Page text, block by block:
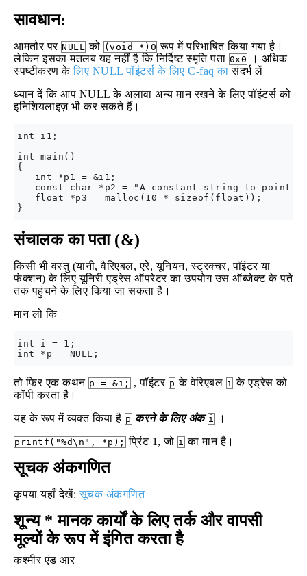
सावधान:
आमतौर पर NULL को (void *)0 रूप में परिभाषित किया गया है।
लेकिन इसका मतलब यह नहीं है कि निर्दिष्ट स्मृति पता 0x0
। अधिक
स्पष्टीकरण केलिए NULL पॉइंटर्स के लिए C-faq का संदर्भ लें
ध्यान दें कि आप NULL के अलावा अन्य मान रखने के लिए पॉइंटर्स को
इनिशियलाइज़ भी कर सकते हैं।
int i1;
int main()
{
   int *p1 = &i1;
const char *p2 = "A constant string to point
   float *p3 = malloc(10 * sizeof(float));
संचालक का पता (&)
किसी भी वस्तु (यानी, वैरिएबल, एरे, यूनियन, स्ट्रक्चर, पॉइंटर या
फंक्शन) के लिए यूनिरी एड्रेस ऑपरेटर का उपयोग उस ऑब्जेक्ट के पते
तक पहुंचने के लिए किया जा सकता है।
मान लो कि
int i = 1;
तो फिर एक कथन p = &i; , पॉइंटर p के वेरिएबल i के एड्रेस को
कॉपी करता है।
यह के रूप में व्यक्त किया है p करने के लिए अंक i ।
printf("%d\n", *p); प्रिंट 1, जो i का मान है।
सूचक अंकगणित
कृपया यहाँ देखें:सूचक अंकगणित
शून्य * मानक कार्यों के लिए तर्क और वापसी
मूल्यों के रूप में इंगित करता है
कश्मीर एंड आर